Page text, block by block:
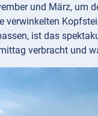
und März, um
verwinkelten
ist das
verbracht und